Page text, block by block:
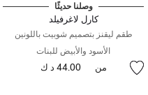
وصلنا حديثًا
كارل لاغرفيلد
طقم ليقنز بتصميم شوبيت باللونين
الأسود والأبيض للبنات
من 44.00 د ك